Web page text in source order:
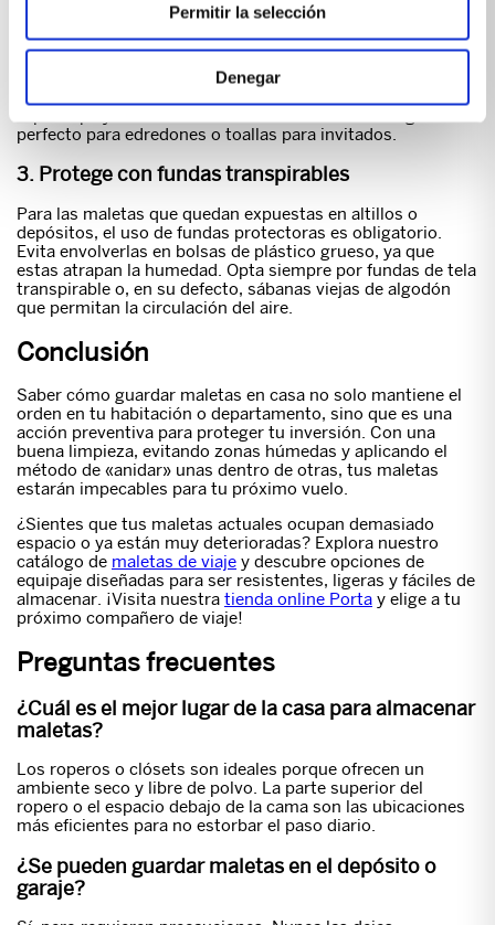
Permitir la selección
Denegar
El espacio vacío dentro de una maleta es un
compartimento de almacenamiento gratuito en tu hogar.
Aprovecha el interior para guardar ropa que no usarás en
perfecto para edredones o toallas para invitados.
3. Protege con fundas transpirables
Para las maletas que quedan expuestas en altillos o
depósitos, el uso de fundas protectoras es obligatorio.
Evita envolverlas en bolsas de plástico grueso, ya que
estas atrapan la humedad. Opta siempre por fundas de tela
transpirable o, en su defecto, sábanas viejas de algodón
que permitan la circulación del aire.
Conclusión
Saber cómo guardar maletas en casa no solo mantiene el
orden en tu habitación o departamento, sino que es una
acción preventiva para proteger tu inversión. Con una
buena limpieza, evitando zonas húmedas y aplicando el
método de «anidar» unas dentro de otras, tus maletas
estarán impecables para tu próximo vuelo.
¿Sientes que tus maletas actuales ocupan demasiado
espacio o ya están muy deterioradas? Explora nuestro
catálogo de maletas de viaje y descubre opciones de
equipaje diseñadas para ser resistentes, ligeras y fáciles de
almacenar. ¡Visita nuestra tienda online Porta y elige a tu
próximo compañero de viaje!
Preguntas frecuentes
¿Cuál es el mejor lugar de la casa para almacenar
maletas?
Los roperos o clósets son ideales porque ofrecen un
ambiente seco y libre de polvo. La parte superior del
ropero o el espacio debajo de la cama son las ubicaciones
más eficientes para no estorbar el paso diario.
¿Se pueden guardar maletas en el depósito o
garaje?